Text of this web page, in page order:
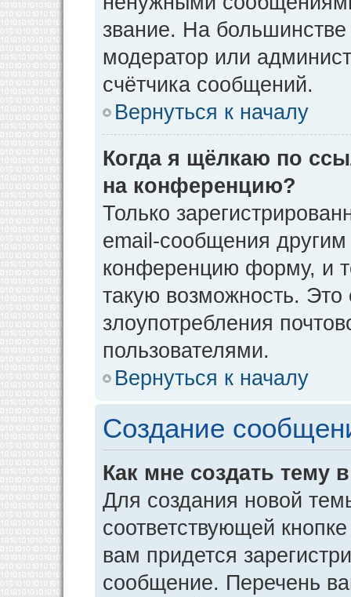
звание. На
модератор или
счётчика сообщений.
Вернуться к началу
Когда я щёлкаю по
на конференцию?
Только
email-сообщения
конференцию форму, и
такую возможность. Это
злоупотребления
пользователями.
Вернуться к началу
Создание
Как мне создать тему
Для создания новой
соответствующей
вам придется
сообщение. Перечень